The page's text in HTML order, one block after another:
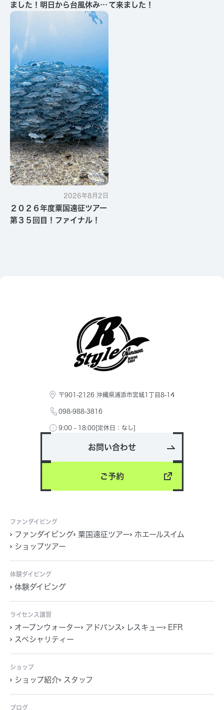
ました！明日から台風休みで
す・・・
て来ました！
2026年8月2日
２０２６年度粟国遠征ツアー
第３５回目！ファイナル！
〒901-2126 沖縄県浦添市宮城1丁目8-14
098-988-3816
9:00 - 18:00[定休日：なし]
お問い合わせ
ご予約
ファンダイビング
ファンダイビング 粟国遠征ツアー
ホエールスイム
ショップツアー
体験ダイビング
体験ダイビング
ライセンス講習
オープンウォーター アドバンス レスキュー
EFR
スペシャリティー
ショップ
ショップ紹介 スタッフ
ブログ